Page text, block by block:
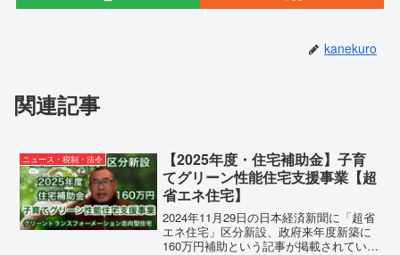
kanekuro
関連記事
ニュース・税制・法令
【2025年度・住宅補助金】子育
てグリーン性能住宅支援事業【超
省エネ住宅】
2024年11月29日の日本経済新聞に「超省
エネ住宅」区分新設、政府来年度新築に
160万円補助という記事が掲載されていま